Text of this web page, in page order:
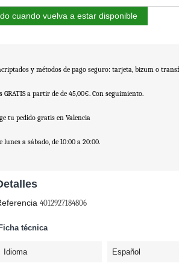
cuando vuelva a estar disponible
y métodos de pago seguro: tarjeta, bizum o
GRATIS a partir de de 45,00€. Con seguimiento.
tu pedido gratis en Valencia
lunes a sábado, de 10:00 a 20:00.
4012927184806
Ficha técnica
Idioma Español